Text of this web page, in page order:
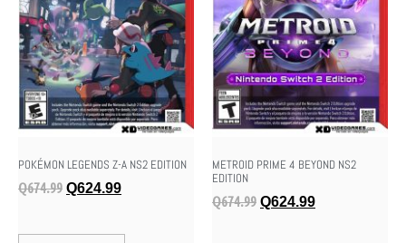
POKÉMON LEGENDS Z-A NS2 EDITION
Q674.99 Q624.99
METROID PRIME 4 BEYOND NS2
EDITION
Q674.99 Q624.99